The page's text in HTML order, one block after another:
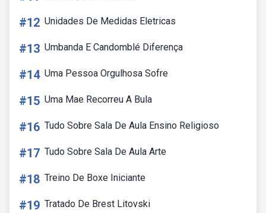
#12 Unidades De Medidas Eletricas
#13 Umbanda E Candomblé Diferença
#14 Uma Pessoa Orgulhosa Sofre
#15 Uma Mae Recorreu A Bula
#16 Tudo Sobre Sala De Aula Ensino Religioso
#17 Tudo Sobre Sala De Aula Arte
#18 Treino De Boxe Iniciante
#19 Tratado De Brest Litovski